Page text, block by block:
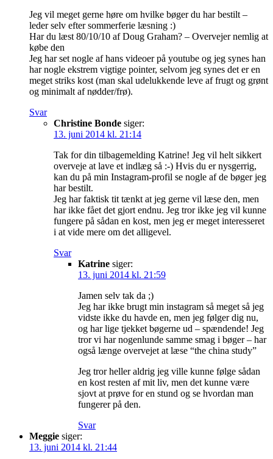
Jeg vil meget gerne høre om hvilke bøger du har bestilt –
leder selv efter sommerferie læsning :)
Har du læst 80/10/10 af Doug Graham? – Overvejer nemlig at
købe den
Jeg har set nogle af hans videoer på youtube og jeg synes han
har nogle ekstrem vigtige pointer, selvom jeg synes det er en
meget striks kost (man skal udelukkende leve af frugt og grønt
og minimalt af nødder/frø).
Svar
Christine Bonde siger:
13. juni 2014 kl. 21:14
Tak for din tilbagemelding Katrine! Jeg vil helt sikkert
overveje at lave et indlæg så :-) Hvis du er nysgerrig,
kan du på min Instagram-profil se nogle af de bøger jeg
har bestilt.
Jeg har faktisk tit tænkt at jeg gerne vil læse den, men
har ikke fået det gjort endnu. Jeg tror ikke jeg vil kunne
fungere på sådan en kost, men jeg er meget interesseret
i at vide mere om det alligevel.
Svar
Katrine siger:
13. juni 2014 kl. 21:59
Jamen selv tak da ;)
Jeg har ikke brugt min instagram så meget så jeg
vidste ikke du havde en, men jeg følger dig nu,
og har lige tjekket bøgerne ud – spændende! Jeg
tror vi har nogenlunde samme smag i bøger – har
også længe overvejet at læse “the china study”
Jeg tror heller aldrig jeg ville kunne følge sådan
en kost resten af mit liv, men det kunne være
sjovt at prøve for en stund og se hvordan man
fungerer på den.
Svar
Meggie siger:
13. juni 2014 kl. 21:44